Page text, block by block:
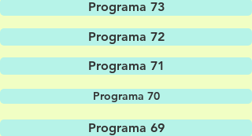
Programa 73
Programa 72
Programa 71
Programa 70
Programa 69